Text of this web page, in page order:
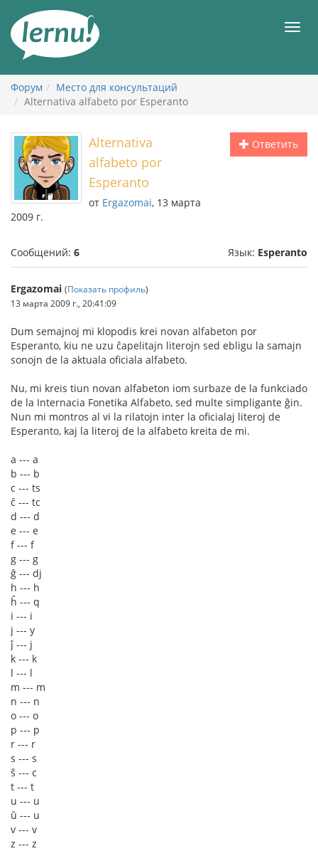
содержанию
Форум
Место для консультаций
Alternativa alfabeto por Esperanto
Ответить
Alternativa
alfabeto por
Esperanto
от Ergazomai, 13 марта
2009 г.
Сообщений: 6 Язык: Esperanto
Ergazomai (Показать профиль)
13 марта 2009 г., 20:41:09
Dum semajnoj mi klopodis krei novan alfabeton por
Esperanto, kiu ne uzu ĉapelitajn literojn sed ebligu la samajn
sonojn de la aktuala oficiala alfabeto.
Nu, mi kreis tiun novan alfabeton iom surbaze de la funkciado
de la Internacia Fonetika Alfabeto, sed multe simpligante ĝin.
Nun mi montros al vi la rilatojn inter la oficialaj literoj de
Esperanto, kaj la literoj de la alfabeto kreita de mi.
a --- a
b --- b
c --- ts
ĉ --- tc
d --- d
e --- e
f --- f
g --- g
ĝ --- dj
h --- h
ĥ --- q
i --- i
j --- y
ĵ --- j
k --- k
l --- l
m --- m
n --- n
o --- o
p --- p
r --- r
s --- s
ŝ --- c
t --- t
u --- u
ŭ --- u
v --- v
z --- z